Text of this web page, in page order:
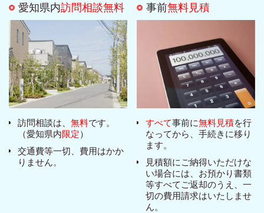
愛知県内訪問相談無料
訪問相談は、 無料です。
（愛知県内限定）
交通費等一切、費用はかか
りません。
事前無料見積
すべて事前に無料見積を行
なってから、手続きに移り
ます。
見積額にご納得いただけな
い場合には、お預かり書類
等すべてご返却のうえ、一
切の費用請求はいたしませ
ん。